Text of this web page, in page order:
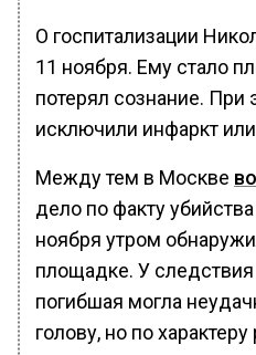
О госпитализации
11 ноября. Ему стало
потерял сознание. При
исключили инфаркт или
Между тем в Москве
дело по факту
ноября утром
площадке. У
погибшая могла
голову, но по